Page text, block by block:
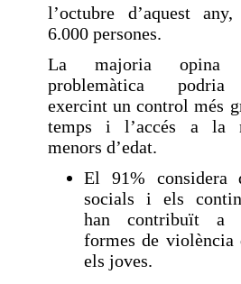
l’octubre d’aquest
6.000 persones.
La majoria opina
problemàtica podria
exercint un control més
temps i l’accés a la
menors d’edat.
El 91% considera
socials i els
han contribuït a
formes de violència
els joves.